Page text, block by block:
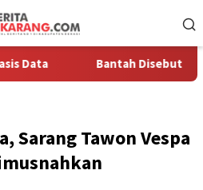
Bantah Disebut Arogan,
Sarang Tawon Vespa